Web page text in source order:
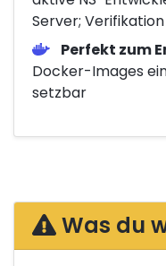
Server;
Perfekt zum
Docker-Images
setzbar
Was du